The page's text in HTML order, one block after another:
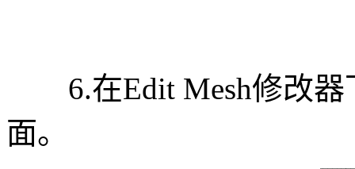
6.在Edit Mesh修改器
面。